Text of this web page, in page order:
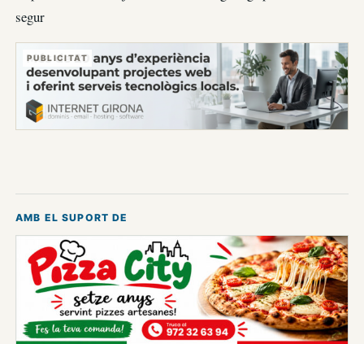
segur
PUBLICITAT
AMB EL SUPORT DE